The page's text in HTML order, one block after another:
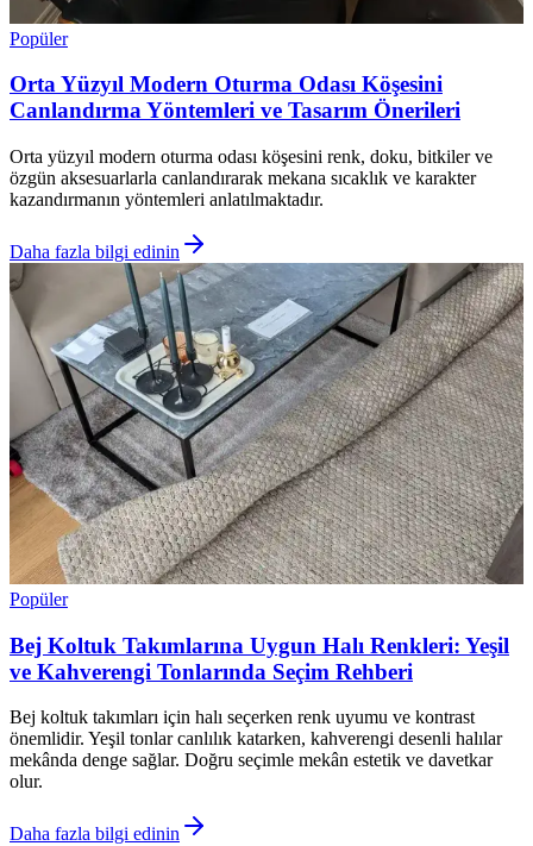
Popüler
Orta Yüzyıl Modern Oturma Odası Köşesini
Canlandırma Yöntemleri ve Tasarım Önerileri
Orta yüzyıl modern oturma odası köşesini renk, doku, bitkiler ve
özgün aksesuarlarla canlandırarak mekana sıcaklık ve karakter
kazandırmanın yöntemleri anlatılmaktadır.
Daha fazla bilgi edinin
Popüler
Bej Koltuk Takımlarına Uygun Halı Renkleri: Yeşil
ve Kahverengi Tonlarında Seçim Rehberi
Bej koltuk takımları için halı seçerken renk uyumu ve kontrast
önemlidir. Yeşil tonlar canlılık katarken, kahverengi desenli halılar
mekânda denge sağlar. Doğru seçimle mekân estetik ve davetkar
olur.
Daha fazla bilgi edinin